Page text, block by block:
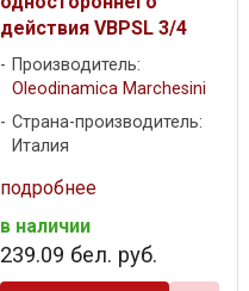
действия VBPSL 3/4
Производитель:
Oleodinamica Marchesini
Страна-производитель:
Италия
подробнее
в наличии
239.09 бел. руб.